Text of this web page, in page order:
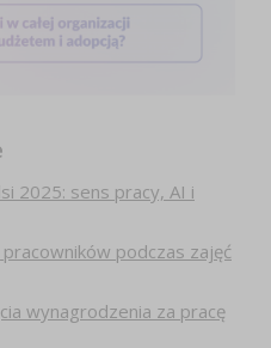
2025: sens pracy, AI i
podczas zajęć
wynagrodzenia za pracę